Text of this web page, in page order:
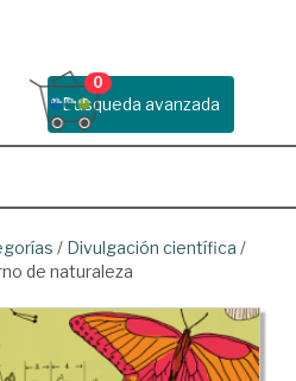
Busqueda avanzada
0
/ Divulgación científica /
de naturaleza